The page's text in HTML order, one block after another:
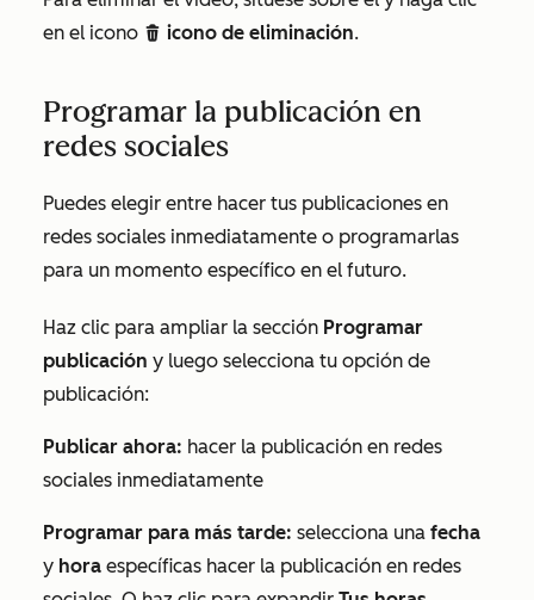
en el icono delete icono de eliminación.
Programar la publicación en
redes sociales
Puedes elegir entre hacer tus publicaciones en
redes sociales inmediatamente o programarlas
para un momento específico en el futuro.
Haz clic para ampliar la sección Programar
publicación y luego selecciona tu opción de
publicación:
Publicar ahora: hacer la publicación en redes
sociales inmediatamente
Programar para más tarde: selecciona una fecha
y hora específicas hacer la publicación en redes